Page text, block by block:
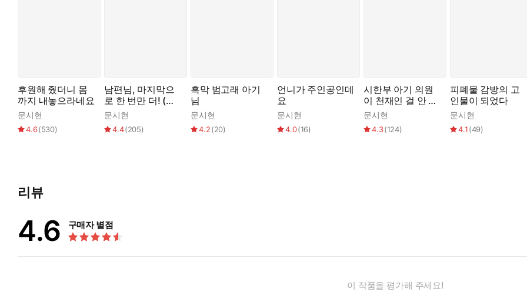
편지를 쓴 루에른은 차게 웃었다.
이래도 날 보러 안 올 건가?
낮다 못해 잔뜩 음침해진 목소리가 귀를 축축하게 젖혔다.
말을 할 때마다 흘러나오는 아무 미약한 날숨에도 움찔움찔했다.
“야하네요.”
후원해 줬더니 몸
까지 내놓으라네요
문시현
4.6(530)
남편님, 마지막으
로 한 번만 더! (삽
화본)
문시현
4.4(205)
흑막 범고래 아기
님
문시현
4.2(20)
언니가 주인공인데
요
문시현
4.0(16)
시한부 아기 의원
이 천재인 걸 안 숨
김
문시현
4.3(124)
피폐물 감방의 고
인물이 되었다
문시현
4.1(49)
리뷰
4.6 구매자 별점
이 작품을 평가해 주세요!